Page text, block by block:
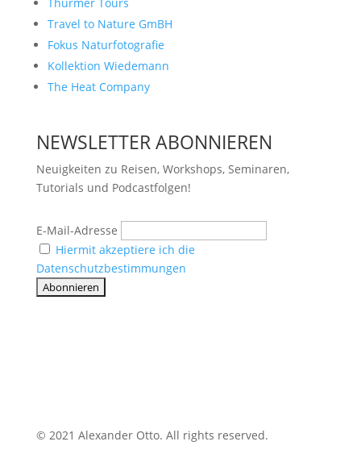
Travel to Nature GmBH
Fokus Naturfotografie
Kollektion Wiedemann
The Heat Company
NEWSLETTER ABONNIEREN
Neuigkeiten zu Reisen, Workshops, Seminaren,
Tutorials und Podcastfolgen!
E-Mail-Adresse
Hiermit akzeptiere ich die
Datenschutzbestimmungen
© 2021 Alexander Otto. All rights reserved.